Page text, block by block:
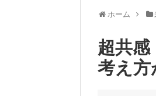
ホーム
超共
考え方